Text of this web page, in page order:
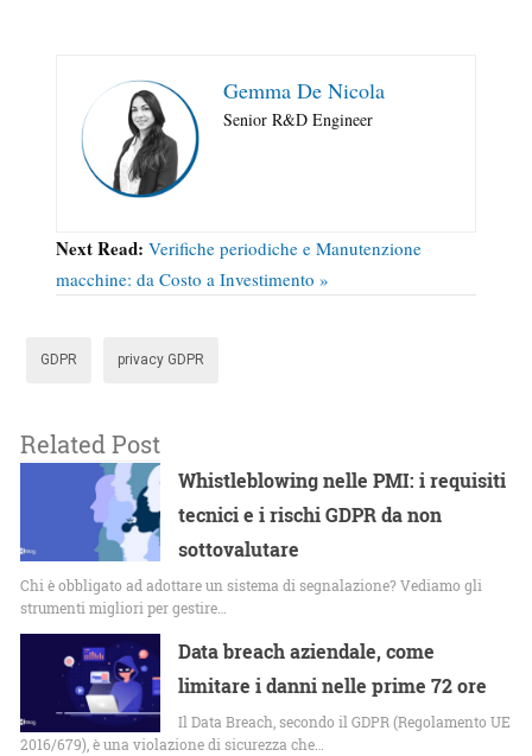
Gemma De Nicola
Senior R&D Engineer
Next Read: Verifiche periodiche e Manutenzione
macchine: da Costo a Investimento »
GDPR privacy GDPR
Related Post
Whistleblowing nelle PMI: i requisiti
tecnici e i rischi GDPR da non
sottovalutare
Chi è obbligato ad adottare un sistema di segnalazione? Vediamo gli
strumenti migliori per gestire…
Data breach aziendale, come
limitare i danni nelle prime 72 ore
Il Data Breach, secondo il GDPR (Regolamento UE
2016/679), è una violazione di sicurezza che…